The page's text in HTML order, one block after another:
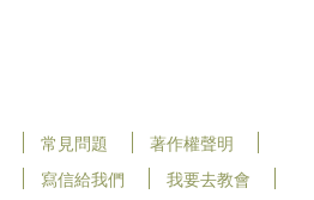
常見問題
著作權聲明
寫信給我們 我要去教會